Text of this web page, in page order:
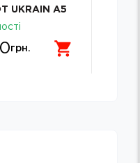
UKRAIN А5
SMART
грн.